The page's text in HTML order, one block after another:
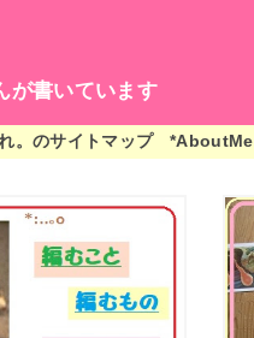
が書いています
。のサイトマップ *AboutMe